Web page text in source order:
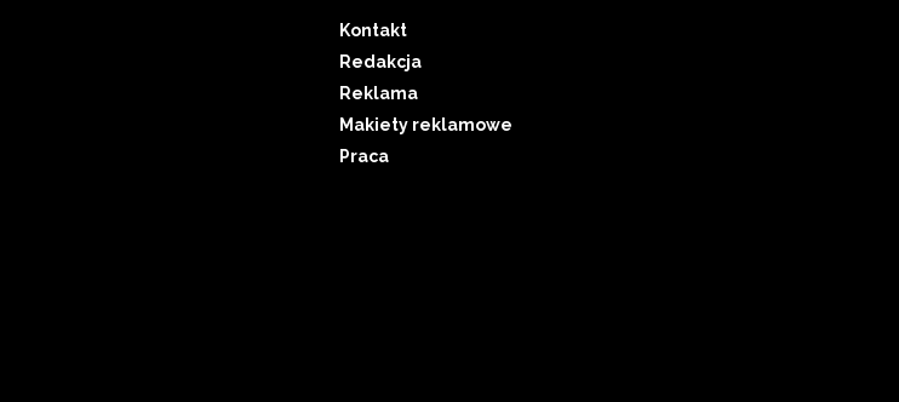
Kontakt
Redakcja
Reklama
Makiety reklamowe
Praca